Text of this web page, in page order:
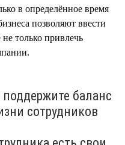
в определённое время
позволяют ввести
только привлечь
поддержите баланс
сотрудников